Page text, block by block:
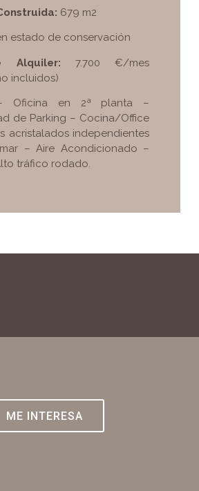
679 m2
estado de conservación
Alquiler: 7.700 €/mes
incluidos)
Oficina en 2ª planta –
de Parking – Cocina/Office
acristalados independientes
– Aire Acondicionado –
tráfico rodado.
ME INTERESA